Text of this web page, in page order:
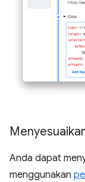
Anda dapat
menggunakan